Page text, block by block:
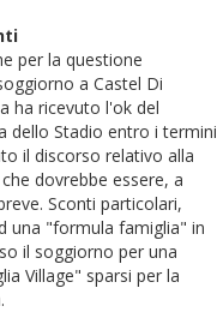
per la questione
a Castel Di
ha ricevuto l'ok del
dello Stadio entro i termini
il discorso relativo alla
dovrebbe essere, a
Sconti particolari,
una "formula famiglia" in
il soggiorno per una
Village" sparsi per la